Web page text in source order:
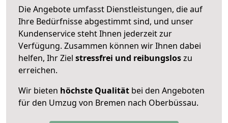
Die Angebote umfasst Dienstleistungen, die auf
Ihre Bedürfnisse abgestimmt sind, und unser
Kundenservice steht Ihnen jederzeit zur
Verfügung. Zusammen können wir Ihnen dabei
helfen, Ihr Ziel stressfrei und reibungsloszu
erreichen.
Wir bieten höchste Qualität bei den Angeboten
für den Umzug von Bremen nach Oberbüssau.